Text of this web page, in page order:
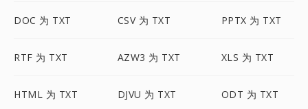
DOC 为 TXT CSV 为 TXT PPTX 为 TXT
RTF 为 TXT AZW3 为 TXT XLS 为 TXT
HTML 为 TXT DJVU 为 TXT ODT 为 TXT